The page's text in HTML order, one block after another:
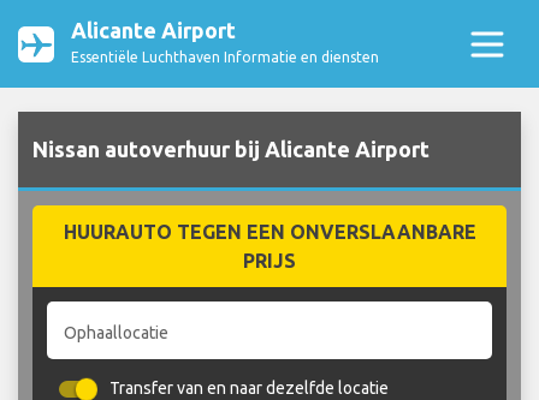
Alicante Airport
Essentiële Luchthaven Informatie en diensten
Nissan autoverhuur bij Alicante Airport
HUURAUTO TEGEN EEN ONVERSLAANBARE
PRIJS
Ophaallocatie
Transfer van en naar dezelfde locatie